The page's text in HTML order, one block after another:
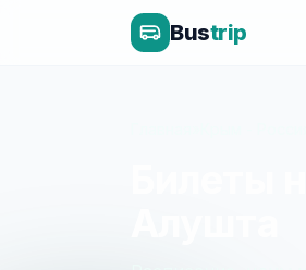
Bustrip